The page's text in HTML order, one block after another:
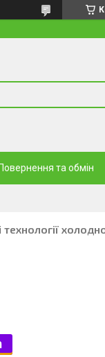
Повернення та обмін